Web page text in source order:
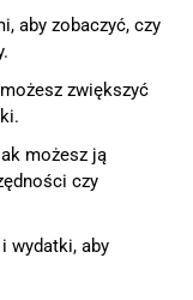
aby zobaczyć, czy
zwiększyć
możesz ją
czy
wydatki, aby